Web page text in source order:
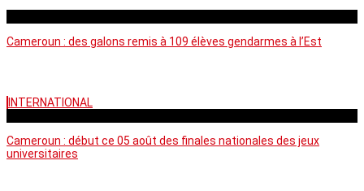
Cameroun : des galons remis à 109 élèves gendarmes à l’Est
INTERNATIONAL
Cameroun : début ce 05 août des finales nationales des jeux
universitaires